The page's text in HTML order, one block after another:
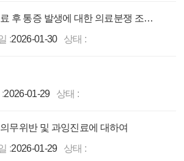
정형외과 치료 후 통증 발생에 대한 의료분쟁 조정 가능성 문의
:2026-01-30 상태 :
2026-01-29 상태 :
무위반 및 과잉진료에 대하여
:2026-01-29 상태 :